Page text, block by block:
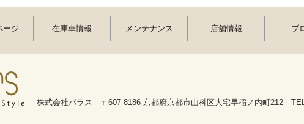
ージ 在庫車情報 メンテナンス 店舗情報 ブ
株式会社パラス 〒607-8186 京都府京都市山科区大宅早稲ノ内町212